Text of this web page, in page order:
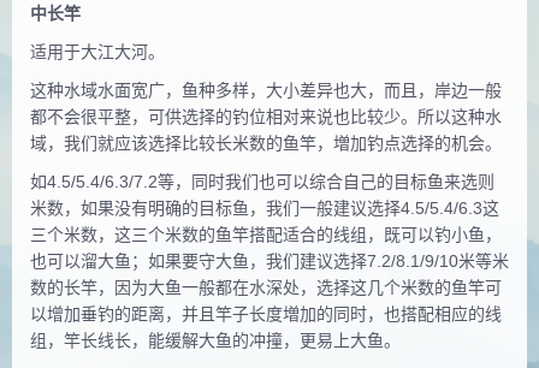
中长竿
适用于大江大河。
这种水域水面宽广，鱼种多样，大小差异也大，而且，岸边一般
都不会很平整，可供选择的钓位相对来说也比较少。所以这种水
域，我们就应该选择比较长米数的鱼竿，増加钓点选择的机会。
如4.5/5.4/6.3/7.2等，同时我们也可以综合自己的目标鱼来选则
米数，如果没有明确的目标鱼，我们一般建议选择4.5/5.4/6.3这
三个米数，这三个米数的鱼竿搭配适合的线组，既可以钓小鱼，
也可以溜大鱼；如果要守大鱼，我们建议选择7.2/8.1/9/10米等米
数的长竿，因为大鱼一般都在水深处，选择这几个米数的鱼竿可
以增加垂钓的距离，并且竿子长度増加的同时，也搭配相应的线
组，竿长线长，能缓解大鱼的冲撞，更易上大鱼。